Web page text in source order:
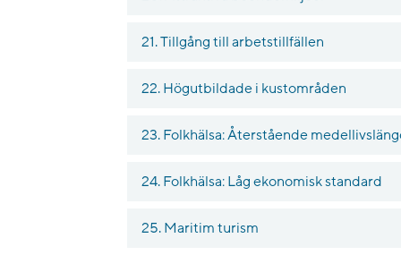
21. Tillgång till arbetstillfällen
22. Högutbildade i kustområden
23. Folkhälsa: Återstående
24. Folkhälsa: Låg ekonomisk standard
25. Maritim turism